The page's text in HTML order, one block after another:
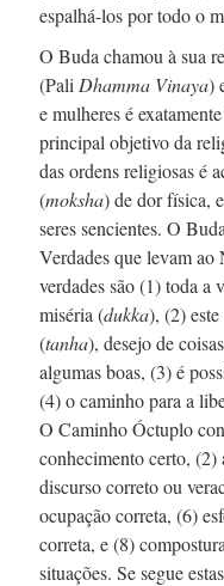
espalhá-lospor todo o
O Buda chamou à sua
(Pali Dhamma Vinaya)
e mulheres é
principal objetivo da
das ordens religiosas é
(moksha) de dor física,
seres sencientes. O
Verdades que levam
verdades são (1) toda a
miséria (dukka), (2)
(tanha), desejo de
algumas boas, (3) é
(4) o caminho para a
O Caminho Óctuplo
conhecimento certo,
discurso correto ou
ocupação correta, (6)
correta, e (8)
situações. Se segue